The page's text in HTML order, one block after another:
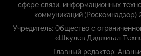
сфере связи, информационных
коммуникаций (Роскомнадзор)
Учредитель: Общество с
«Шкулёв Диджитал
Главный редактор: